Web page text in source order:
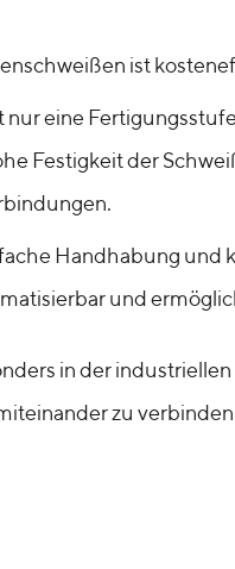
ist
nur eine
Festigkeit der
Handhabung und
und
in der
zu